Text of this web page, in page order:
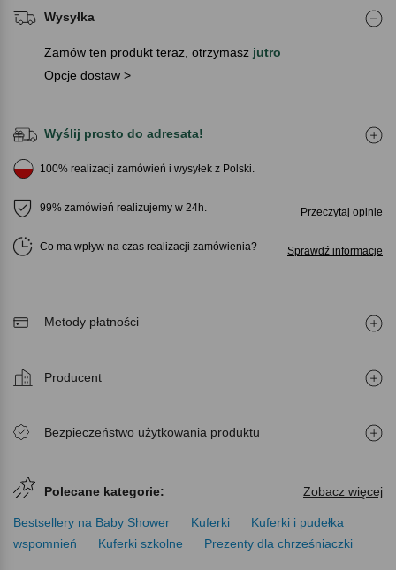
Wysyłka
Zamów ten produkt teraz, otrzymasz jutro
Opcje dostaw >
Wyślij prosto do adresata!
100% realizacji zamówień i wysyłek z Polski.
99% zamówień realizujemy w 24h. Przeczytaj opinie
Co ma wpływ na czas realizacji zamówienia Sprawdź informacje
Metody płatności
Producent
Bezpieczeństwo użytkowania produktu
Polecane kategorie: Zobacz więcej
Bestsellery na Baby Shower Kuferki
Kuferki i pudełka
wspomnień
Kuferki szkolne Prezenty dla chrześniaczki